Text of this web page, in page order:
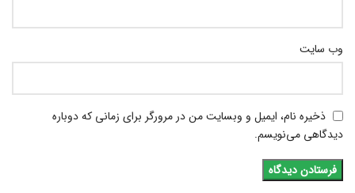
وب‌ سایت
ذخیره نام، ایمیل و وبسایت من در مرورگر برای زمانی که دوباره
دیدگاهی می‌نویسم.